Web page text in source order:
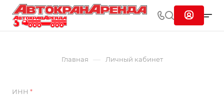
Главная — Личный кабинет
ИНН *